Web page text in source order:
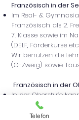
Französisch in der
Im Real- &
Französisch als 2.
7. Klasse sowie im
(DELF, Förderkurse
Wir benutzen die
(G-Zweig) sowie
Französisch in der
In der Oberstufe
fortgeführt sowie als
Fremdsprache (als 2.
Telefon